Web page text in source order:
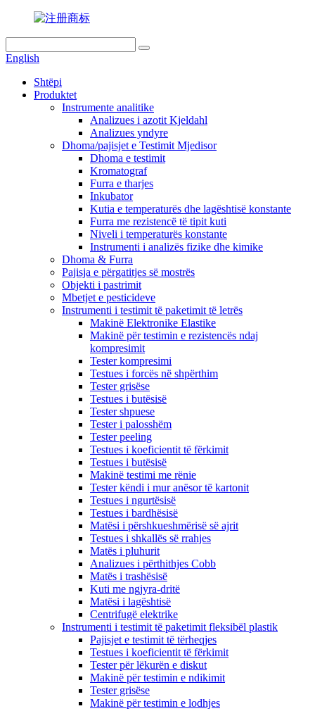
English
Shtëpi
Produktet
Instrumente analitike
Analizues i azotit Kjeldahl
Analizues yndyre
Dhoma/pajisjet e Testimit Mjedisor
Dhoma e testimit
Kromatograf
Furra e tharjes
Inkubator
Kutia e temperaturës dhe lagështisë konstante
Furra me rezistencë të tipit kuti
Niveli i temperaturës konstante
Instrumenti i analizës fizike dhe kimike
Dhoma & Furra
Pajisja e përgatitjes së mostrës
Objekti i pastrimit
Mbetjet e pesticideve
Instrumenti i testimit të paketimit të letrës
Makinë Elektronike Elastike
Makinë për testimin e rezistencës ndaj
kompresimit
Tester kompresimi
Testues i forcës në shpërthim
Tester grisëse
Testues i butësisë
Tester shpuese
Tester i palosshëm
Tester peeling
Testues i koeficientit të fërkimit
Testues i butësisë
Makinë testimi me rënie
Tester këndi i mur anësor të kartonit
Testues i ngurtësisë
Testues i bardhësisë
Matësi i përshkueshmërisë së ajrit
Testues i shkallës së rrahjes
Matës i pluhurit
Analizues i përthithjes Cobb
Matës i trashësisë
Kuti me ngjyra-dritë
Matësi i lagështisë
Centrifugë elektrike
Instrumenti i testimit të paketimit fleksibël plastik
Pajisjet e testimit të tërheqjes
Testues i koeficientit të fërkimit
Tester për lëkurën e diskut
Makinë për testimin e ndikimit
Tester grisëse
Makinë për testimin e lodhjes